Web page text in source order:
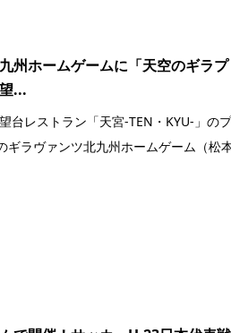
州ホームゲームに「天空のギラプ
...
台レストラン「天宮-TEN・KYU-」の
ギラヴァンツ北九州ホームゲーム（松